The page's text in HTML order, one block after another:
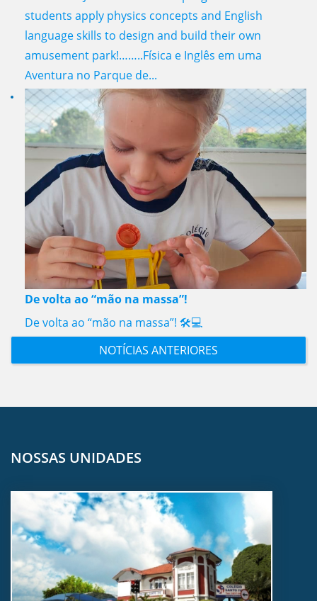
students apply physics concepts and English
language skills to design and build their own
amusement park!……..Física e Inglês em uma
Aventura no Parque de...
De volta ao “mão na massa”!
De volta ao “mão na massa”! 🛠️💻
NOTÍCIAS ANTERIORES
NOSSAS UNIDADES